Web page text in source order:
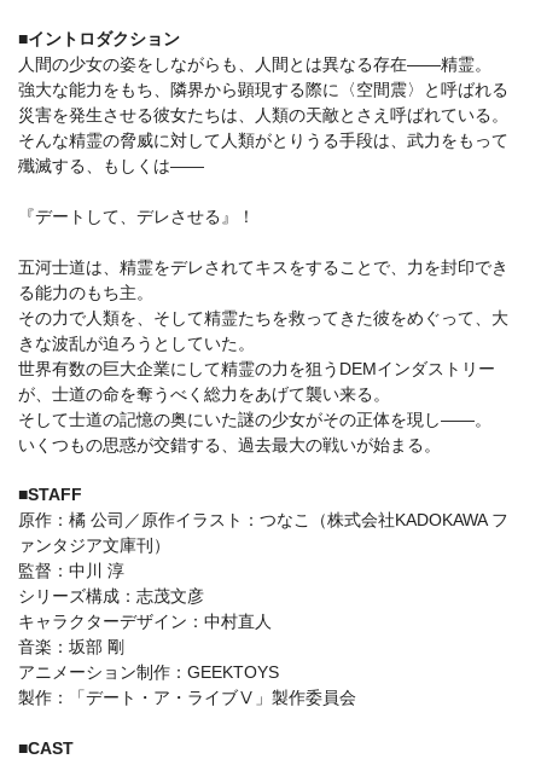
■イントロダクション
人間の少女の姿をしながらも、人間とは異なる存在――精霊。
強大な能力をもち、隣界から顕現する際に〈空間震〉と呼ばれる
災害を発生させる彼女たちは、人類の天敵とさえ呼ばれている。
そんな精霊の脅威に対して人類がとりうる手段は、武力をもって
殲滅する、もしくは――
『デートして、デレさせる』！
五河士道は、精霊をデレされてキスをすることで、力を封印でき
る能力のもち主。
その力で人類を、そして精霊たちを救ってきた彼をめぐって、大
きな波乱が迫ろうとしていた。
世界有数の巨大企業にして精霊の力を狙うDEMインダストリー
が、士道の命を奪うべく総力をあげて襲い来る。
そして士道の記憶の奥にいた謎の少女がその正体を現し――。
いくつもの思惑が交錯する、過去最大の戦いが始まる。
■STAFF
原作：橘 公司／原作イラスト：つなこ（株式会社KADOKAWA フ
ァンタジア文庫刊）
監督：中川 淳
シリーズ構成：志茂文彦
キャラクターデザイン：中村直人
音楽：坂部 剛
アニメーション制作：GEEKTOYS
製作：「デート・ア・ライブⅤ」製作委員会
■CAST